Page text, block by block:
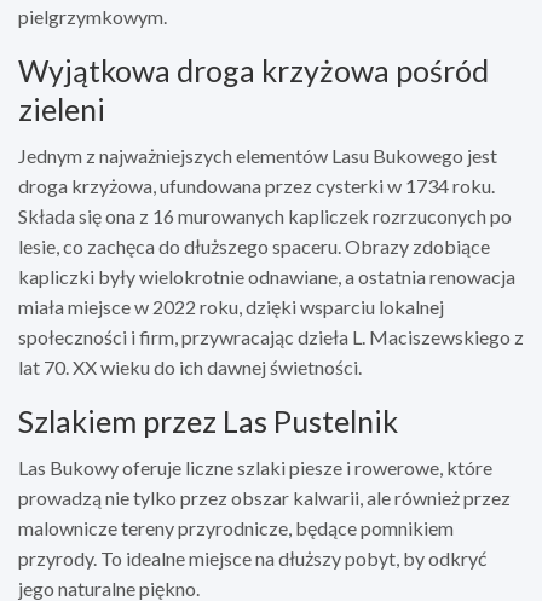
pielgrzymkowym.
Wyjątkowa droga krzyżowa pośród
zieleni
Jednym z najważniejszych elementów Lasu Bukowego jest
droga krzyżowa, ufundowana przez cysterki w 1734 roku.
Składa się ona z 16 murowanych kapliczek rozrzuconych po
lesie, co zachęca do dłuższego spaceru. Obrazy zdobiące
kapliczki były wielokrotnie odnawiane, a ostatnia renowacja
miała miejsce w 2022 roku, dzięki wsparciu lokalnej
społeczności i firm, przywracając dzieła L. Maciszewskiego z
lat 70. XX wieku do ich dawnej świetności.
Szlakiem przez Las Pustelnik
Las Bukowy oferuje liczne szlaki piesze i rowerowe, które
prowadzą nie tylko przez obszar kalwarii, ale również przez
malownicze tereny przyrodnicze, będące pomnikiem
przyrody. To idealne miejsce na dłuższy pobyt, by odkryć
jego naturalne piękno.